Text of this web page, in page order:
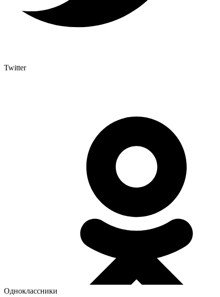
Twitter
Одноклассники